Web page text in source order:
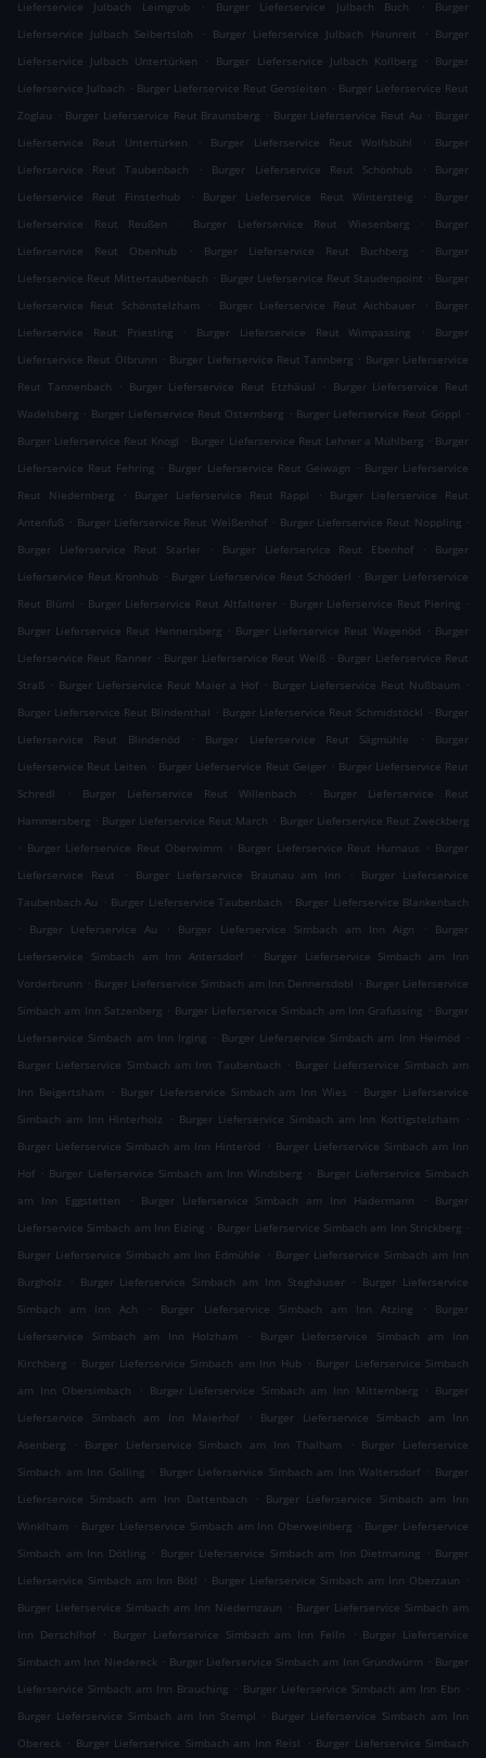
Lieferservice Julbach Leimgrub . Burger Lieferservice Julbach Buch .
Burger
Lieferservice Julbach Seibertsloh
. Burger Lieferservice Julbach Haunreit . Burger
Lieferservice Julbach Untertürken
. Burger Lieferservice Julbach Kollberg . Burger
Lieferservice Julbach . Burger Lieferservice Reut Gensleiten . Burger Lieferservice Reut
Zoglau . Burger Lieferservice Reut Braunsberg . Burger Lieferservice Reut Au . Burger
Lieferservice Reut Untertürken
. Burger Lieferservice Reut Wolfsbühl .
Burger
Lieferservice Reut Taubenbach
. Burger Lieferservice Reut Schönhub .
Burger
Lieferservice Reut Finsterhub
. Burger Lieferservice Reut Wintersteig .
Burger
Lieferservice Reut Reußen
. Burger Lieferservice Reut Wiesenberg .
Burger
Lieferservice Reut Obenhub
. Burger Lieferservice Reut Buchberg .
Burger
Lieferservice Reut Mittertaubenbach . Burger Lieferservice Reut Staudenpoint . Burger
Lieferservice Reut Schönstelzham
. Burger Lieferservice Reut Aichbauer . Burger
Lieferservice Reut Priesting
. Burger Lieferservice Reut Wimpassing .
Burger
Lieferservice Reut Ölbrunn . Burger Lieferservice Reut Tannberg . Burger Lieferservice
Reut Tannenbach
. Burger Lieferservice Reut Etzhäusl . Burger Lieferservice Reut
Wadelsberg . Burger Lieferservice Reut Osternberg . Burger Lieferservice Reut Göppl .
Burger Lieferservice Reut Knogl . Burger Lieferservice Reut Lehner a Mühlberg . Burger
Lieferservice Reut Fehring . Burger Lieferservice Reut Geiwagn . Burger Lieferservice
Reut Niedernberg
. Burger Lieferservice Reut Rappl .
Burger Lieferservice Reut
Antenfuß . Burger Lieferservice Reut Weißenhof . Burger Lieferservice Reut Noppling .
Burger Lieferservice Reut Starler
. Burger Lieferservice Reut Ebenhof .
Burger
Lieferservice Reut Kronhub . Burger Lieferservice Reut Schöderl . Burger Lieferservice
Reut Blüml . Burger Lieferservice Reut Altfalterer . Burger Lieferservice Reut Piering .
Burger Lieferservice Reut Hennersberg . Burger Lieferservice Reut Wagenöd . Burger
Lieferservice Reut Ranner . Burger Lieferservice Reut Weiß . Burger Lieferservice Reut
Straß . Burger Lieferservice Reut Maier a Hof . Burger Lieferservice Reut Nußbaum .
Burger Lieferservice Reut Blindenthal . Burger Lieferservice Reut Schmidstöckl . Burger
Lieferservice Reut Blindenöd
. Burger Lieferservice Reut Sägmühle .
Burger
Lieferservice Reut Leiten . Burger Lieferservice Reut Geiger . Burger Lieferservice Reut
Schredl
. Burger Lieferservice Reut Willenbach .
Burger Lieferservice Reut
Hammersberg . Burger Lieferservice Reut March . Burger Lieferservice Reut Zweckberg
. Burger Lieferservice Reut Oberwimm . Burger Lieferservice Reut Hurnaus . Burger
Lieferservice Reut
. Burger Lieferservice Braunau am Inn .
Burger Lieferservice
Taubenbach Au . Burger Lieferservice Taubenbach . Burger Lieferservice Blankenbach
.
Burger Lieferservice Au . Burger Lieferservice Simbach am Inn Aign .
Burger
Lieferservice Simbach am Inn Antersdorf
.
Burger Lieferservice Simbach am Inn
Vorderbrunn . Burger Lieferservice Simbach am Inn Dennersdobl . Burger Lieferservice
Simbach am Inn Satzenberg . Burger Lieferservice Simbach am Inn Grafussing . Burger
Lieferservice Simbach am Inn Irging . Burger Lieferservice Simbach am Inn Heimöd .
Burger Lieferservice Simbach am Inn Taubenbach . Burger Lieferservice Simbach am
Inn Beigertsham
. Burger Lieferservice Simbach am Inn Wies . Burger Lieferservice
Simbach am Inn Hinterholz
. Burger Lieferservice Simbach am Inn Kottigstelzham
.
Burger Lieferservice Simbach am Inn Hinteröd
. Burger Lieferservice Simbach am Inn
Hof . Burger Lieferservice Simbach am Inn Windsberg . Burger Lieferservice Simbach
am Inn Eggstetten
. Burger Lieferservice Simbach am Inn Hadermann .
Burger
Lieferservice Simbach am Inn Eizing . Burger Lieferservice Simbach am Inn Strickberg .
Burger Lieferservice Simbach am Inn Edmühle
. Burger Lieferservice Simbach am Inn
Burgholz
. Burger Lieferservice Simbach am Inn Steghäuser . Burger Lieferservice
Simbach am Inn Ach
. Burger Lieferservice Simbach am Inn Atzing .
Burger
Lieferservice Simbach am Inn Holzham
.
Burger Lieferservice Simbach am Inn
Kirchberg . Burger Lieferservice Simbach am Inn Hub . Burger Lieferservice Simbach
am Inn Obersimbach
. Burger Lieferservice Simbach am Inn Mitternberg . Burger
Lieferservice Simbach am Inn Maierhof
.
Burger Lieferservice Simbach am Inn
Asenberg
. Burger Lieferservice Simbach am Inn Thalham . Burger Lieferservice
Simbach am Inn Golling . Burger Lieferservice Simbach am Inn Waltersdorf . Burger
Lieferservice Simbach am Inn Dattenbach
. Burger Lieferservice Simbach am Inn
Winklham . Burger Lieferservice Simbach am Inn Oberweinberg . Burger Lieferservice
Simbach am Inn Dötling . Burger Lieferservice Simbach am Inn Dietmaning . Burger
Lieferservice Simbach am Inn Bötl . Burger Lieferservice Simbach am Inn Oberzaun .
Burger Lieferservice Simbach am Inn Niedernzaun . Burger Lieferservice Simbach am
Inn Derschlhof . Burger Lieferservice Simbach am Inn Felln . Burger Lieferservice
Simbach am Inn Niedereck . Burger Lieferservice Simbach am Inn Gründwürm . Burger
Lieferservice Simbach am Inn Brauching . Burger Lieferservice Simbach am Inn Ebn .
Burger Lieferservice Simbach am Inn Stempl . Burger Lieferservice Simbach am Inn
Obereck . Burger Lieferservice Simbach am Inn Reisl . Burger Lieferservice Simbach